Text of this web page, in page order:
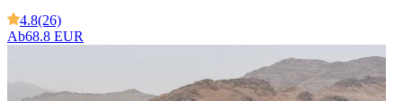
4.8(26)
Ab68.8 EUR